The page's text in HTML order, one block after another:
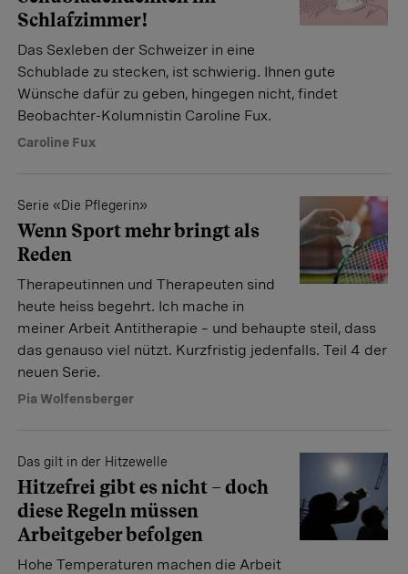
Schlafzimmer!
Das Sexleben der Schweizer in eine
Schublade zu stecken, ist schwierig. Ihnen gute
Wünsche dafür zu geben, hingegen nicht, findet
Beobachter-Kolumnistin Caroline Fux.
Caroline Fux
Serie «Die Pflegerin»
Wenn Sport mehr bringt als
Reden
Therapeutinnen und Therapeuten sind
heute heiss begehrt. Ich mache in
meiner Arbeit Antitherapie – und behaupte steil, dass
das genauso viel nützt. Kurzfristig jedenfalls. Teil 4 der
neuen Serie.
Pia Wolfensberger
Das gilt in der Hitzewelle
Hitzefrei gibt es nicht – doch
diese Regeln müssen
Arbeitgeber befolgen
Hohe Temperaturen machen die Arbeit